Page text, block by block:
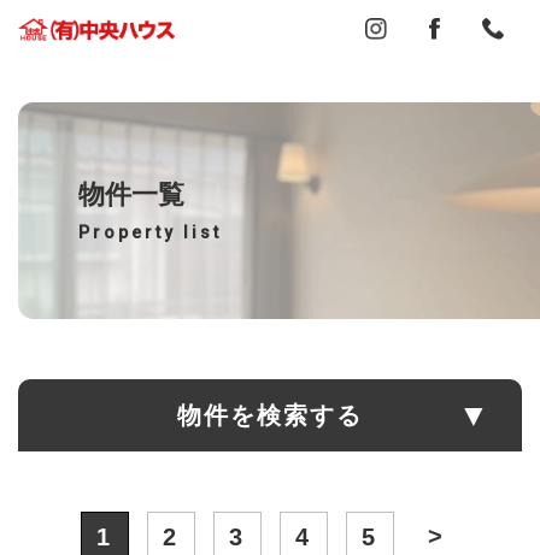
物件一覧
Property list
物件を検索する
1 2 3 4 5 >